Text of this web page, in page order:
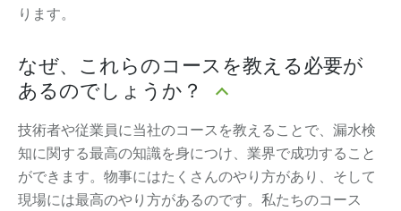
ります。
なぜ、これらのコースを教える必要が
あるのでしょうか？
技術者や従業員に当社のコースを教えることで、漏水検
知に関する最高の知識を身につけ、業界で成功すること
ができます。物事にはたくさんのやり方があり、そして
現場には最高のやり方があるのです。私たちのコース